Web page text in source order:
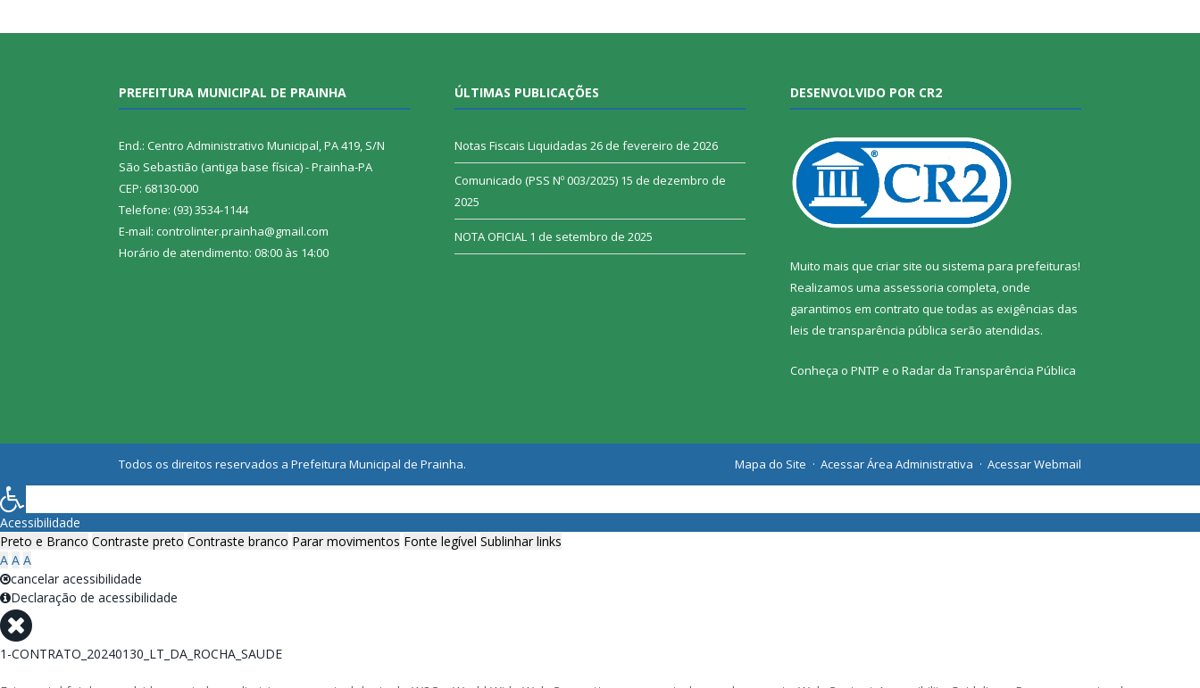
PREFEITURA MUNICIPAL DE PRAINHA
End.: Centro Administrativo Municipal, PA 419, S/N
São Sebastião (antiga base física) - Prainha-PA
CEP: 68130-000
Telefone: (93) 3534-1144
E-mail: controlinter.prainha@gmail.com
Horário de atendimento: 08:00 às 14:00
ÚLTIMAS PUBLICAÇÕES
Notas Fiscais Liquidadas 26 de fevereiro de 2026
Comunicado (PSS Nº 003/2025) 15 de dezembro de
2025
NOTA OFICIAL 1 de setembro de 2025
DESENVOLVIDO POR CR2
Muito mais que criar site ou sistema para prefeituras!
Realizamos uma assessoria completa, onde
garantimos em contrato que todas as exigências das
leis de transparência pública serão atendidas.
Conheça o PNTP e o Radar da Transparência Pública
Todos os direitos reservados a Prefeitura Municipal de Prainha. Mapa do Site Acessar Área Administrativa Acessar Webmail
Acessibilidade
Preto e Branco Contraste preto Contraste branco Parar movimentos Fonte legível Sublinhar links
A A A
cancelar acessibilidade
Declaração de acessibilidade
1-CONTRATO_20240130_LT_DA_ROCHA_SAUDE